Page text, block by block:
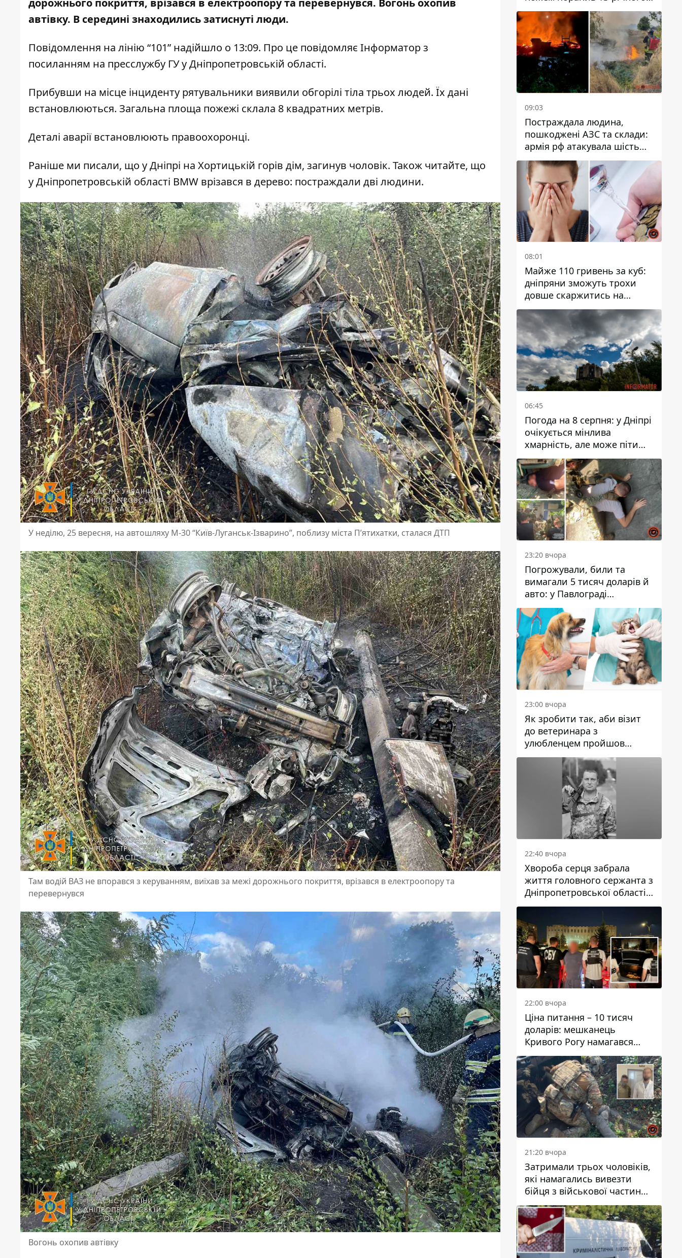
дорожнього покриття, врізався в електроопору та перевернувся. Вогонь охопив
автівку. В середині знаходились затиснуті люди.
Повідомлення на лінію “101” надійшло о 13:09. Про це повідомляє Інформатор з
посиланням на пресслужбу ГУ у Дніпропетровській області.
Прибувши на місце інциденту рятувальники виявили обгорілі тіла трьох людей. Їх дані
встановлюються. Загальна площа пожежі склала 8 квадратних метрів.
Деталі аварії встановлюють правоохоронці.
Раніше ми писали, що у Дніпрі на Хортицькій горів дім, загинув чоловік. Також читайте, що
у Дніпропетровській області BMW врізався в дерево: постраждали дві людини.
У неділю, 25 вересня, на автошляху М-30 “Київ-Луганськ-Ізварино”, поблизу міста П’ятихатки, сталася ДТП
Там водій ВАЗ не впорався з керуванням, виїхав за межі дорожнього покриття, врізався в електроопору та
перевернувся
Вогонь охопив автівку
хлопця
09:03
Постраждала людина,
пошкоджені АЗС та склади:
армія рф атакувала шість
районів Дніпропетровської
області
08:01
Майже 110 гривень за куб:
дніпряни зможуть трохи
довше скаржитись на
заплановані тарифи на воду
на 2027 рік
06:45
Погода на 8 серпня: у Дніпрі
очікується мінлива
хмарність, але може піти
дощ
23:20 вчора
Погрожували, били та
вимагали 5 тисяч доларів й
авто: у Павлограді
затримали двох чоловіків
23:00 вчора
Як зробити так, аби візит
до ветеринара з
улюбленцем пройшов
спокійно: прості поради
22:40 вчора
Хвороба серця забрала
життя головного сержанта з
Дніпропетровської області
Юрія Свистуна
22:00 вчора
Ціна питання – 10 тисяч
доларів: мешканець
Кривого Рогу намагався
переправити чоловіка до
Словаччини
21:20 вчора
Затримали трьох чоловіків,
які намагались вивезти
бійця з військової частини
до Дніпра за 7 тисяч
доларів: серед них був лікар